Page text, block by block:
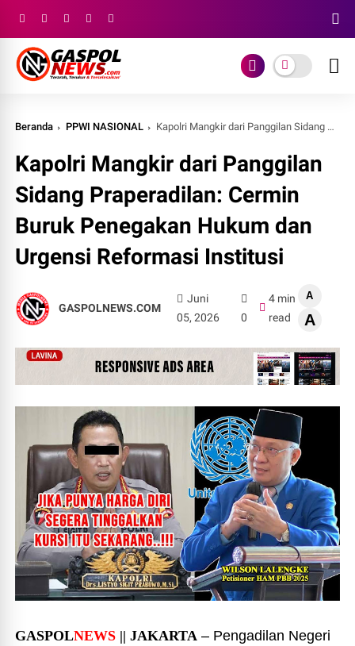
Beranda PPWI NASIONAL Kapolri Mangkir dari Panggilan Sidang Praperadilan: Cermin Buruk Penegakan Hukum dan Urgensi Reformasi Institusi
Kapolri Mangkir dari Panggilan
Sidang Praperadilan: Cermin
Buruk Penegakan Hukum dan
Urgensi Reformasi Institusi
GASPOLNEWS.COM
Juni
05, 2026
0
4 min
read
A
A
GASPOLNEWS || JAKARTA – Pengadilan Negeri